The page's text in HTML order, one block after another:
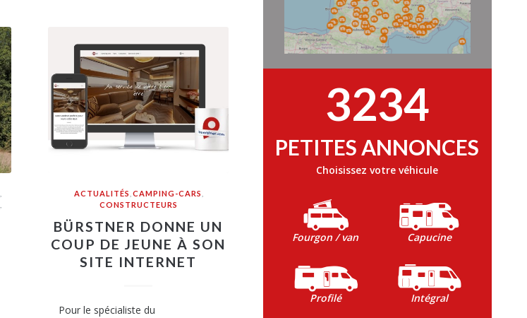
ACTUALITÉS CAMPING-CARS
CONSTRUCTEURS
BÜRSTNER DONNE UN
COUP DE JEUNE À SON
SITE INTERNET
Pour le spécialiste du
3234
PETITES ANNONCES
Choisissez votre véhicule
Fourgon / van Capucine
Profilé Intégral